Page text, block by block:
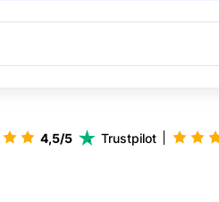
4,5/5 Trustpilot